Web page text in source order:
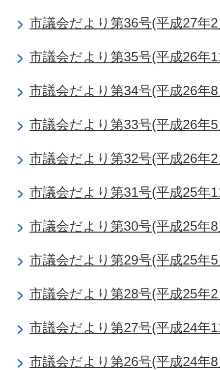
市議会だより第36号(平成27年
市議会だより第35号(平成26年
市議会だより第34号(平成26年
市議会だより第33号(平成26年
市議会だより第32号(平成26年
市議会だより第31号(平成25年
市議会だより第30号(平成25年
市議会だより第29号(平成25年
市議会だより第28号(平成25年
市議会だより第27号(平成24年
市議会だより第26号(平成24年